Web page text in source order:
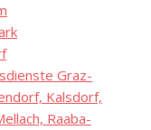
Graz-
Kalsdorf,
Raaba-